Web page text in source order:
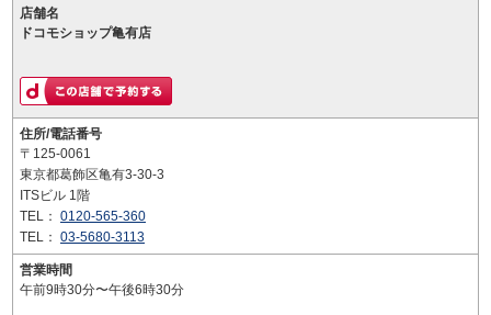
店舗名
ドコモショップ亀有店
住所/電話番号
〒125-0061
東京都葛飾区亀有3-30-3
ITSビル 1階
TEL： 0120-565-360
TEL： 03-5680-3113
営業時間
午前9時30分〜午後6時30分